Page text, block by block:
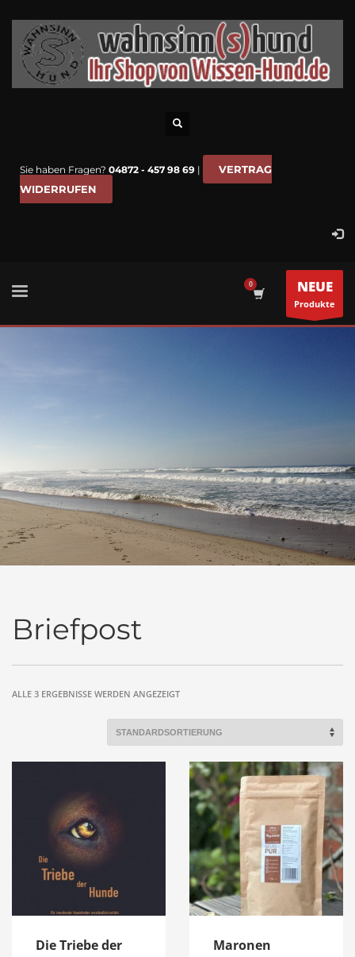
Sie haben Fragen? 04872 - 457 98 69 |
VERTRAG
WIDERRUFEN
NEUE
Produkte
Briefpost
ALLE 3 ERGEBNISSE WERDEN ANGEZEIGT
Die Triebe der
Maronen